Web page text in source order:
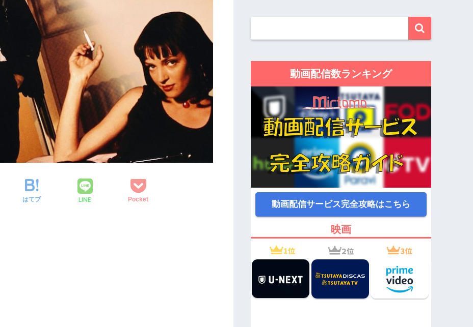
はてブ LINE Pocket
動画配信数ランキング
動画配信サービス完全攻略はこちら
映画